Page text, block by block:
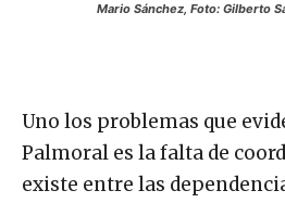
Mario Sánchez, Foto: Gilberto
Uno los problemas que
Palmoral es la falta de
existe entre las